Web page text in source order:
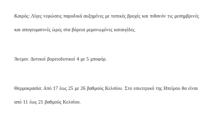
Καιρός: Λίγες νεφώσεις παροδικά αυξημένες με τοπικές βροχές και πιθανόν τις μεσημβρινές
και απογευματινές ώρες στα βόρεια μεμονωμένες καταιγίδες.
Άνεμοι: Δυτικοί βορειοδυτικοί 4 με 5 μποφόρ.
Θερμοκρασία: Από 17 έως 25 με 26 βαθμούς Κελσίου. Στο εσωτερικό της Ηπείρου θα είναι
από 11 έως 21 βαθμούς Κελσίου.